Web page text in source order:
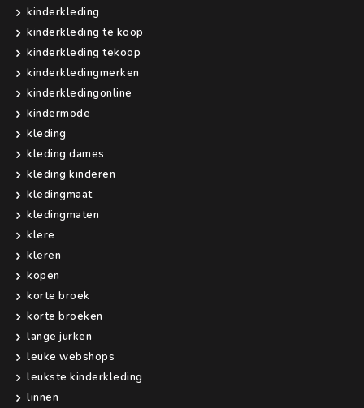
kinderkleding
kinderkleding te koop
kinderkleding tekoop
kinderkledingmerken
kinderkledingonline
kindermode
kleding
kleding dames
kleding kinderen
kledingmaat
kledingmaten
klere
kleren
kopen
korte broek
korte broeken
lange jurken
leuke webshops
leukste kinderkleding
linnen